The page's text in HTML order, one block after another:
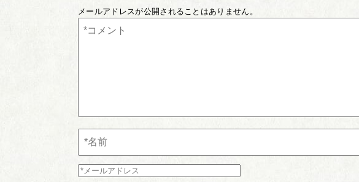
メールアドレスが公開されることはありません。